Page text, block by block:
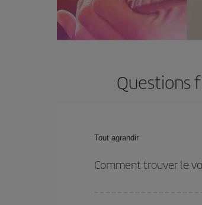
Questions
Tout agrandir
Comment trouver le